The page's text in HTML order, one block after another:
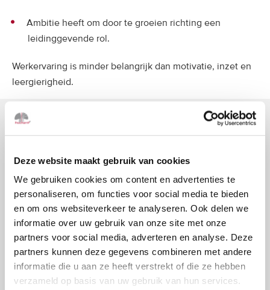
Deze website maakt gebruik van cookies
We gebruiken cookies om content en advertenties te
personaliseren, om functies voor social media te bieden
en om ons websiteverkeer te analyseren. Ook delen we
informatie over uw gebruik van onze site met onze
partners voor social media, adverteren en analyse. Deze
partners kunnen deze gegevens combineren met andere
informatie die u aan ze heeft verstrekt of die ze hebben
verzameld op basis van uw gebruik van hun services.
Ambitie heeft om door te groeien richting een
leidinggevende rol.
Werkervaring is minder belangrijk dan motivatie, inzet en
leergierigheid.